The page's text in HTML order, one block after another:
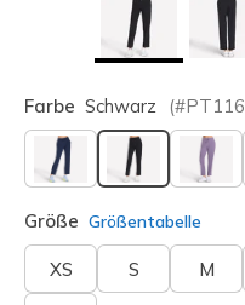
Farbe Schwarz (#PT116
ausgewählt
Größe Größentabelle
XS S M